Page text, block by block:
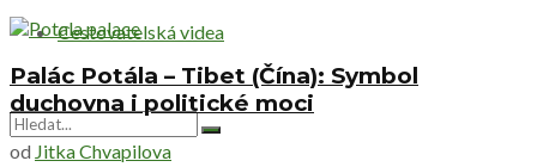
Cestovatelská videa
Palác Potála – Tibet (Čína): Symbol
duchovna i politické moci
od Jitka Chvapilova